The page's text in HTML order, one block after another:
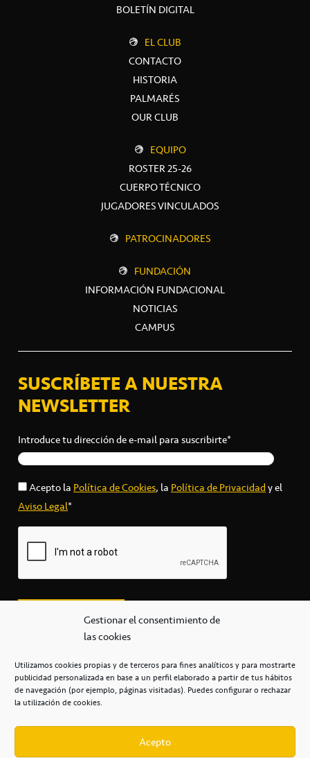
Gestionar el consentimiento de
las cookies
Utilizamos cookies propias y de terceros para fines analíticos y para mostrarte
publicidad personalizada en base a un perfil elaborado a partir de tus hábitos
de navegación (por ejemplo, páginas visitadas). Puedes configurar o rechazar
la utilización de cookies.
Acepto
BOLETÍN DIGITAL
EL CLUB
CONTACTO
HISTORIA
PALMARÉS
OUR CLUB
EQUIPO
ROSTER 25-26
CUERPO TÉCNICO
JUGADORES VINCULADOS
PATROCINADORES
FUNDACIÓN
INFORMACIÓN FUNDACIONAL
NOTICIAS
CAMPUS
SUSCRÍBETE A NUESTRA
NEWSLETTER
Introduce tu dirección de e-mail para suscribirte*
Acepto laPolítica de Cookies, laPolítica de Privacidady el
Aviso Legal*
secretaria@cbcanarias.es
+34 922 253 684
Casa del Deporte / 38108 – La Laguna